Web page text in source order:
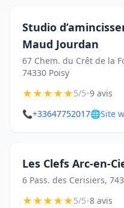
Studio
Maud Jourdan
67 Chem. du Crêt de la
74330 Poisy
★★★★★5/5•9 avis
📞+33647752017🌐Site
Les Clefs Arc-en-
6 Pass. des Cerisiers,
★★★★★5/5•8 avis